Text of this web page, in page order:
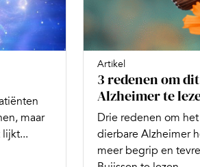
maar
Artikel
3 redenen om
Alzheimer te
Drie redenen om
dierbare Alzheimer
meer begrip en